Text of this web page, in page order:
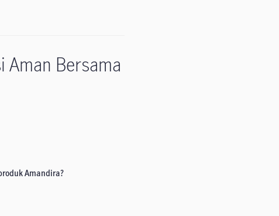
Aman Bersama
Amandira?